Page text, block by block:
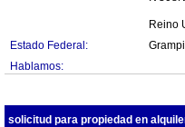
Reino
Estado Federal:
Hablamos:
solicitud para propiedad en